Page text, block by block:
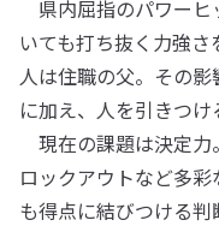
県内屈指のパワーヒ
いても打ち抜く力強
人は住職の父。その
に加え、人を引きつけ
現在の課題は決定力
ロックアウトなど多
も得点に結びつける